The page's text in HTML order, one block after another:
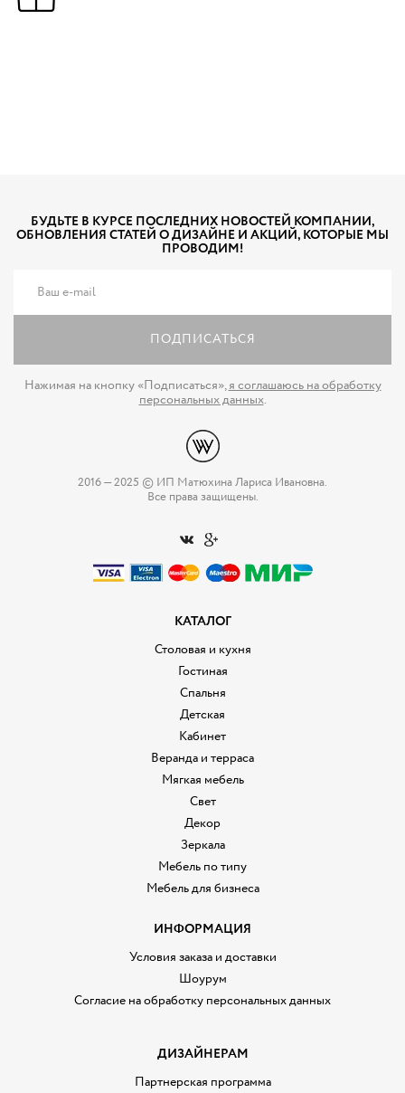
БУДЬТЕ В КУРСЕ ПОСЛЕДНИХ НОВОСТЕЙ КОМПАНИИ,
ОБНОВЛЕНИЯ СТАТЕЙ О ДИЗАЙНЕ И АКЦИЙ, КОТОРЫЕ МЫ
ПРОВОДИМ!
ПОДПИСАТЬСЯ
Нажимая на кнопку «Подписаться»,я соглашаюсь на обработку
персональных данных.
2016 — 2025 © ИП Матюхина Лариса Ивановна.
Все права защищены.
КАТАЛОГ
Столовая и кухня
Гостиная
Спальня
Детская
Кабинет
Веранда и терраса
Мягкая мебель
Свет
Декор
Зеркала
Мебель по типу
Мебель для бизнеса
ИНФОРМАЦИЯ
Условия заказа и доставки
Шоурум
Согласие на обработку персональных данных
ДИЗАЙНЕРАМ
Партнерская программа